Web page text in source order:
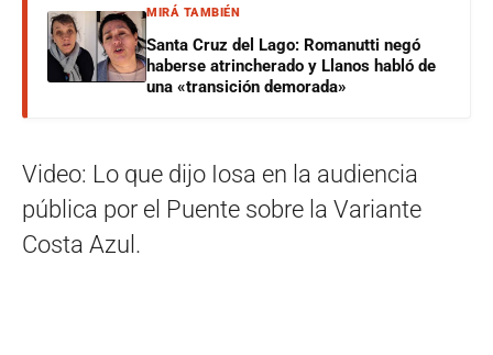
MIRÁ TAMBIÉN
Santa Cruz del Lago: Romanutti negó
haberse atrincherado y Llanos habló de
una «transición demorada»
Video: Lo que dijo Iosa en la audiencia
pública por el Puente sobre la Variante
Costa Azul.